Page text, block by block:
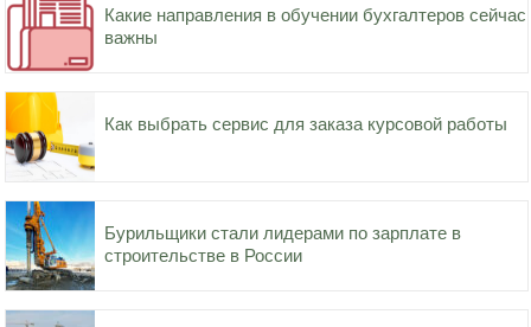
Какие направления в обучении бухгалтеров сейчас
важны
Как выбрать сервис для заказа курсовой работы
Бурильщики стали лидерами по зарплате в
строительстве в России